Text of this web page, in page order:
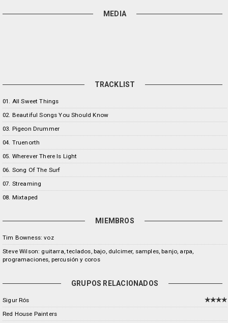
MEDIA
TRACKLIST
01. All Sweet Things
02. Beautiful Songs You Should Know
03. Pigeon Drummer
04. Truenorth
05. Wherever There Is Light
06. Song Of The Surf
07. Streaming
08. Mixtaped
MIEMBROS
Tim Bowness: voz
Steve Wilson: guitarra, teclados, bajo, dulcimer, samples, banjo, arpa,
programaciones, percusión y coros
GRUPOS RELACIONADOS
Sigur Rós
Red House Painters